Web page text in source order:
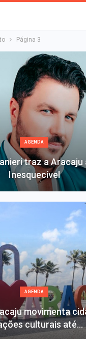
Página 3
AGENDA
traz a Aracaju
Inesquecível
AGENDA
movimenta
culturais até…